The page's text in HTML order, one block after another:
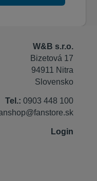
W&B s.r.o.
Bizetová 17
94911 Nitra
Slovensko
Tel.: 0903 448 100
Login